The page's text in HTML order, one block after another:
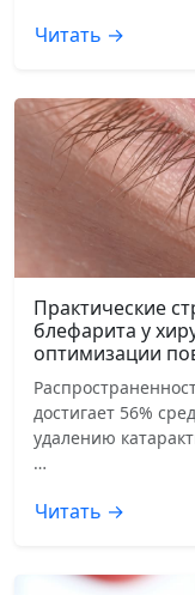
Читать →
Практические
блефарита у
оптимизации
достигает 56%
удалению
…
Читать →